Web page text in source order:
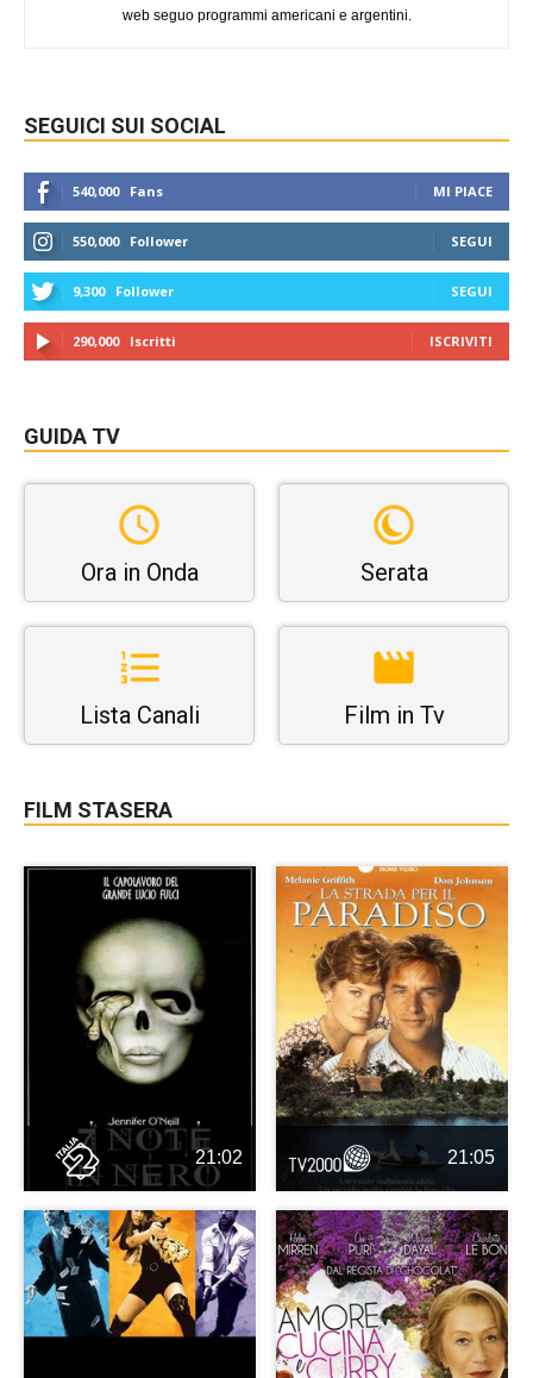
web seguo programmi americani e argentini.
SEGUICI SUI SOCIAL
540,000 Fans MI PIACE
550,000 Follower SEGUI
9,300 Follower SEGUI
290,000 Iscritti ISCRIVITI
GUIDA TV
Ora in Onda Serata
Lista Canali Film in Tv
FILM STASERA
21:02 21:05